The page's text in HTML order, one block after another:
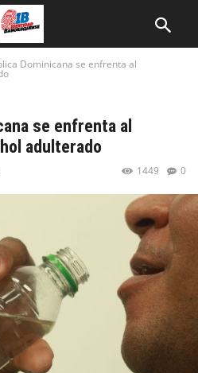
Dominicana se enfrenta al
se enfrenta al
adulterado
0
1449